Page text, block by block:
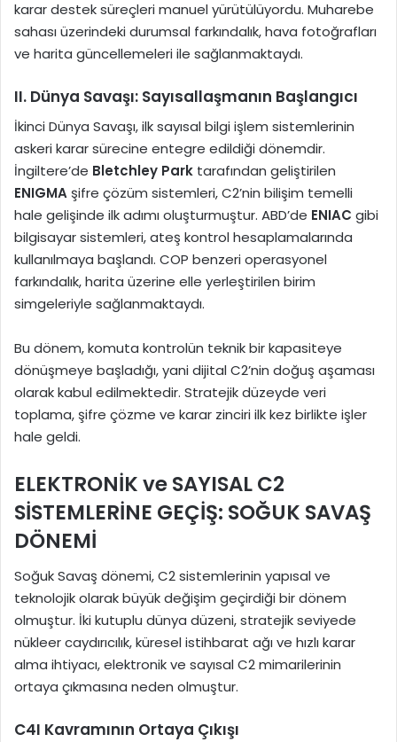
karar destek süreçleri manuel yürütülüyordu. Muharebe
sahası üzerindeki durumsal farkındalık, hava fotoğrafları
ve harita güncellemeleri ile sağlanmaktaydı.
II. Dünya Savaşı: Sayısallaşmanın Başlangıcı
İkinci Dünya Savaşı, ilk sayısal bilgi işlem sistemlerinin
askeri karar sürecine entegre edildiği dönemdir.
İngiltere’de Bletchley Park tarafından geliştirilen
ENIGMA şifre çözüm sistemleri, C2’nin bilişim temelli
hale gelişinde ilk adımı oluşturmuştur. ABD’de ENIAC gibi
bilgisayar sistemleri, ateş kontrol hesaplamalarında
kullanılmaya başlandı. COP benzeri operasyonel
farkındalık, harita üzerine elle yerleştirilen birim
simgeleriyle sağlanmaktaydı.
Bu dönem, komuta kontrolün teknik bir kapasiteye
dönüşmeye başladığı, yani dijital C2’nin doğuş aşaması
olarak kabul edilmektedir. Stratejik düzeyde veri
toplama, şifre çözme ve karar zinciri ilk kez birlikte işler
hale geldi.
ELEKTRONİK ve SAYISAL C2
SİSTEMLERİNE GEÇİŞ: SOĞUK SAVAŞ
DÖNEMİ
Soğuk Savaş dönemi, C2 sistemlerinin yapısal ve
teknolojik olarak büyük değişim geçirdiği bir dönem
olmuştur. İki kutuplu dünya düzeni, stratejik seviyede
nükleer caydırıcılık, küresel istihbarat ağı ve hızlı karar
alma ihtiyacı, elektronik ve sayısal C2 mimarilerinin
ortaya çıkmasına neden olmuştur.
C4I Kavramının Ortaya Çıkışı